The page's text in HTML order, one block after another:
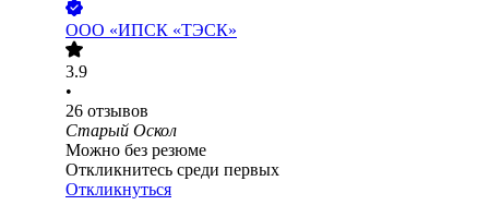
ООО «ИПСК «ТЭСК»
3.9
•
26 отзывов
Старый Оскол
Можно без резюме
Откликнитесь среди первых
Откликнуться